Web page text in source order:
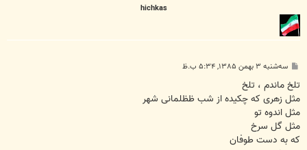
hichkas
پ
ت
سه‌شنبه ۳ بهمن ۱۳۸۵, ۵:۳۴ ب.ظ
تلخ ماندم ، تلخ
مثل زهری که چکیده از شب ظظلمانی شهر
مثل اندوه تو
مثل گل سرخ
که به دست طوفان